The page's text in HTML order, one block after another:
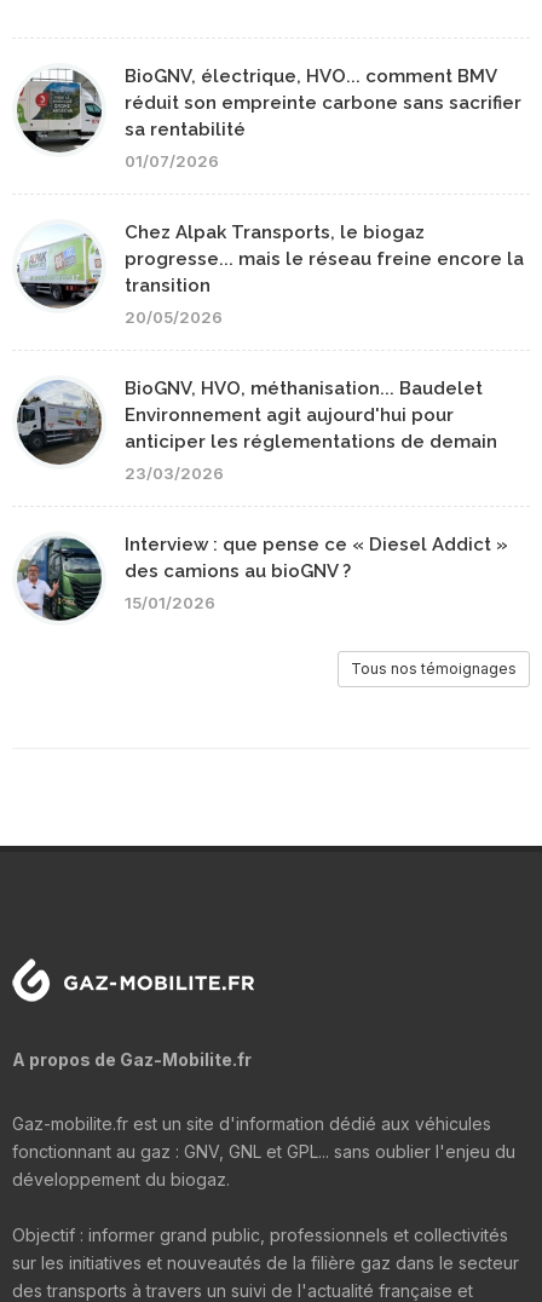
BioGNV, électrique, HVO... comment BMV
réduit son empreinte carbone sans sacrifier
sa rentabilité
01/07/2026
Chez Alpak Transports, le biogaz
progresse... mais le réseau freine encore la
transition
20/05/2026
BioGNV, HVO, méthanisation... Baudelet
Environnement agit aujourd'hui pour
anticiper les réglementations de demain
23/03/2026
Interview : que pense ce « Diesel Addict »
des camions au bioGNV ?
15/01/2026
Tous nos témoignages
A propos de Gaz-Mobilite.fr
Gaz-mobilite.fr est un site d'information dédié aux véhicules
fonctionnant au gaz : GNV, GNL et GPL... sans oublier l'enjeu du
développement du biogaz.
Objectif : informer grand public, professionnels et collectivités
sur les initiatives et nouveautés de la filière gaz dans le secteur
des transports à travers un suivi de l'actualité française et